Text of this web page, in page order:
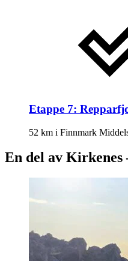
Etappe 7:
52 km i Finnmark
En del av Kirkenes